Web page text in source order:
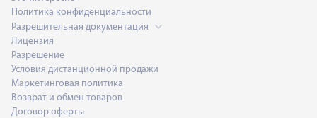
Политика конфиденциальности
Разрешительная документация
Лицензия
Разрешение
Условия дистанционной продажи
Маркетинговая политика
Возврат и обмен товаров
Договор оферты